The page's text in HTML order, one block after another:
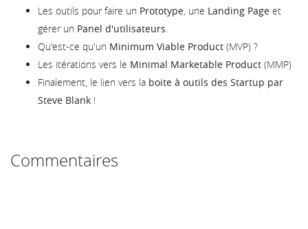
Les outils pour faire un Prototype, une Landing Page et
gérer un Panel d'utilisateurs.
Qu'est-ce qu'un Minimum Viable Product (MVP) ?
Les itérations vers le Minimal Marketable Product (MMP)
Finalement, le lien vers la boite à outils des Startup par
Steve Blank !
Commentaires